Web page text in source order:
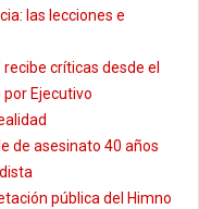
las lecciones e
críticas desde el
Ejecutivo
de asesinato 40 años
pública del Himno